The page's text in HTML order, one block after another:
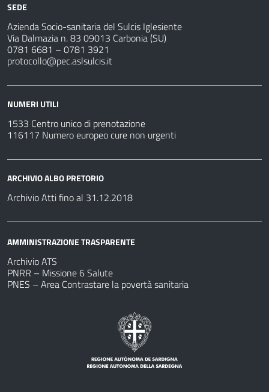
SEDE
Azienda Socio-sanitaria del Sulcis Iglesiente
Via Dalmazia n. 83 09013 Carbonia (SU)
0781 6681 – 0781 3921
protocollo@pec.aslsulcis.it
NUMERI UTILI
1533 Centro unico di prenotazione
116117 Numero europeo cure non urgenti
ARCHIVIO ALBO PRETORIO
Archivio Atti fino al 31.12.2018
AMMINISTRAZIONE TRASPARENTE
Archivio ATS
PNRR – Missione 6 Salute
PNES – Area Contrastare la povertà sanitaria